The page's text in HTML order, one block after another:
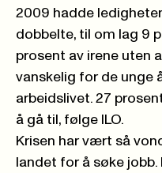
2009 hadde
dobbelte, til om lag 9
prosent av irene uten
vanskelig for de unge
arbeidslivet. 27
å gå til, følge ILO.
Krisen har vært så
landet for å søke